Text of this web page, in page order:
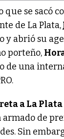
que se sacó
de La Plata,
y abrió su
porteño,
de una
a La Plata
de
Sin